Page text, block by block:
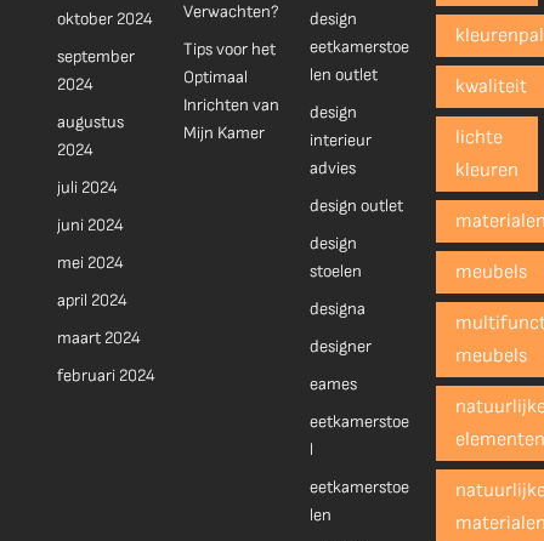
oktober 2024
september
2024
augustus
2024
juli 2024
juni 2024
mei 2024
april 2024
maart 2024
februari 2024
Verwachten?
Tips voor het
Optimaal
Inrichten van
Mijn Kamer
design
eetkamerstoe
len outlet
design
interieur
advies
design outlet
design
stoelen
designa
designer
eames
eetkamerstoe
l
eetkamerstoe
len
kwaliteit
lichte
kleuren
meubels
meubels